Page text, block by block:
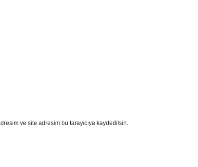
ve site adresim bu tarayıcıya kaydedilsin.